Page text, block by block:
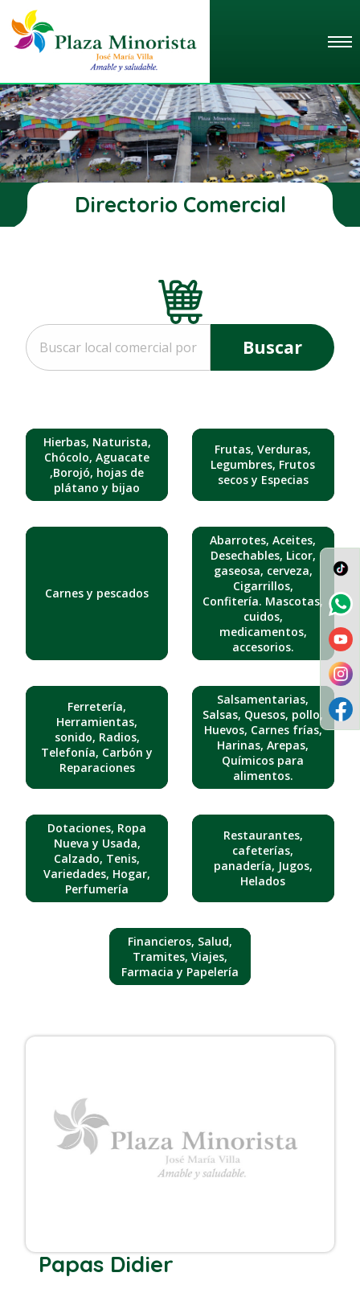
Directorio Comercial
Buscar
Hierbas, Naturista,
Chócolo, Aguacate
,Borojó, hojas de
plátano y bijao
Frutas, Verduras,
Legumbres, Frutos
secos y Especias
Carnes y pescados
Abarrotes, Aceites,
Desechables, Licor,
gaseosa, cerveza,
Cigarrillos,
Confitería. Mascotas,
cuidos,
medicamentos,
accesorios.
Ferretería,
Herramientas,
sonido, Radios,
Telefonía, Carbón y
Reparaciones
Salsamentarias,
Salsas, Quesos, pollo,
Huevos, Carnes frías,
Harinas, Arepas,
Químicos para
alimentos.
Dotaciones, Ropa
Nueva y Usada,
Calzado, Tenis,
Variedades, Hogar,
Perfumería
Restaurantes,
cafeterías,
panadería, Jugos,
Helados
Financieros, Salud,
Tramites, Viajes,
Farmacia y Papelería
Papas Didier